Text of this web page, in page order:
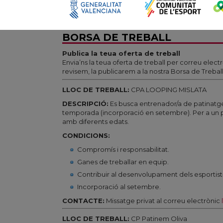
BORSA DE TREBALL
Publica la teua oferta de treball
Envia’ns la teua oferta de treball per correu
revisem, la publicarem a la nostra Borsa de
LLOC DE TREBALL: CPA LOOPING MISLATA
DESCRIPCIÓ: Es busca entrenador/a de
temporada (incorporació en setembre). Per a un
amb diferents edats.
CONDICIONS:
Compromís i responsabilitat.
Ganes de treballar en equip.
Contribuir al desenvolupament dels
Incorporació al setembre.
CONTACTE: Missatge privat al correu electrònic
LLOC DE TREBALL: CP Patinem Oliva